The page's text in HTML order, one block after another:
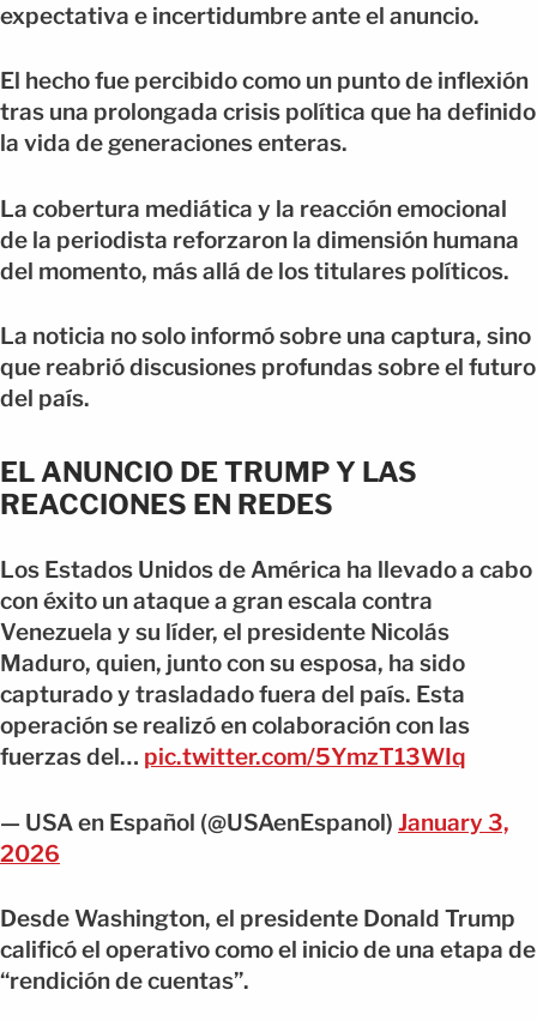
expectativa e incertidumbre ante el anuncio.
El hecho fue percibido como un punto de inflexión
tras una prolongada crisis política que ha definido
la vida de generaciones enteras.
La cobertura mediática y la reacción emocional
de la periodista reforzaron la dimensión humana
del momento, más allá de los titulares políticos.
La noticia no solo informó sobre una captura, sino
que reabrió discusiones profundas sobre el futuro
del país.
EL ANUNCIO DE TRUMP Y LAS
REACCIONES EN REDES
Los Estados Unidos de América ha llevado a cabo
con éxito un ataque a gran escala contra
Venezuela y su líder, el presidente Nicolás
Maduro, quien, junto con su esposa, ha sido
capturado y trasladado fuera del país. Esta
operación se realizó en colaboración con las
fuerzas del… pic.twitter.com/5YmzT13WIq
— USA en Español (@USAenEspanol) January 3,
2026
Desde Washington, el presidente Donald Trump
calificó el operativo como el inicio de una etapa de
“rendición de cuentas”.